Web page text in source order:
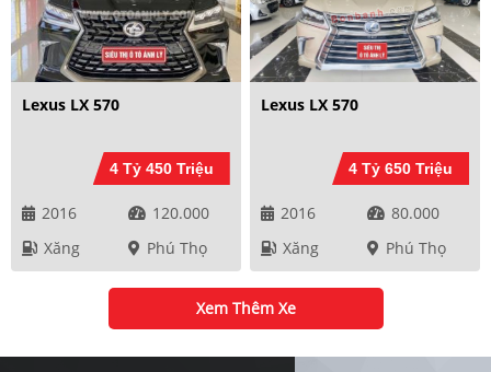
Lexus LX 570
4 Tỷ 450 Triệu
2016
120.000
Xăng
Phú Thọ
Lexus LX 570
4 Tỷ 650 Triệu
2016
80.000
Xăng
Phú Thọ
Xem Thêm Xe